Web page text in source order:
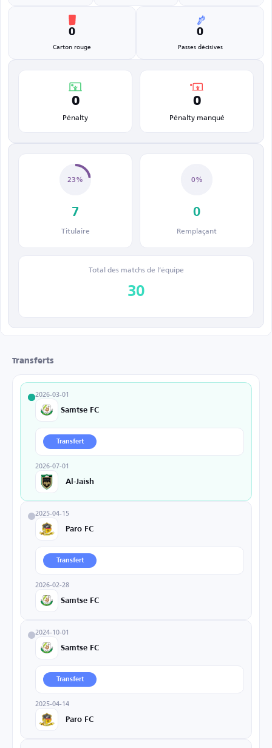
0
Carton rouge
0
Passes décisives
0
Pénalty
0
Pénalty manqué
23%
7
Titulaire
0%
0
Remplaçant
Total des matchs de l’équipe
30
Transferts
2026-03-01
Samtse FC
Transfert
2026-07-01
Al-Jaish
2025-04-15
Paro FC
Transfert
2026-02-28
Samtse FC
2024-10-01
Samtse FC
Transfert
2025-04-14
Paro FC